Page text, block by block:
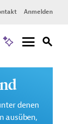
Anmelden
denen
ausüben,